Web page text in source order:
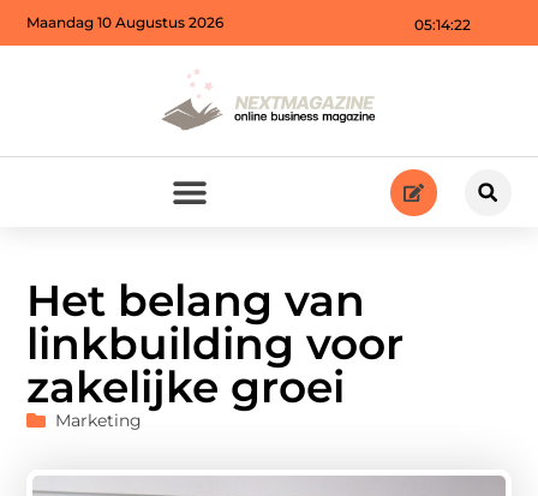
05:14:23
Maandag 10 Augustus 2026
Het belang van
linkbuilding voor
zakelijke groei
Marketing